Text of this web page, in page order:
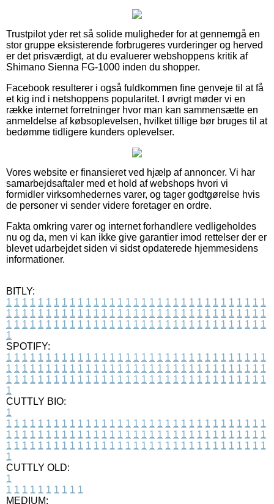
Trustpilot yder ret så solide muligheder for at gennemgå en
stor gruppe eksisterende forbrugeres vurderinger og herved
er det prisværdigt, at du evaluerer webshoppens kritik af
Shimano Sienna FG-1000 inden du shopper.
Facebook resulterer i også fuldkommen fine genveje til at få
et kig ind i netshoppens popularitet. I øvrigt møder vi en
række internet forretninger hvor man kan sammensætte en
anmeldelse af købsoplevelsen, hvilket tillige bør bruges til at
bedømme tidligere kunders oplevelser.
Vores website er finansieret ved hjælp af annoncer. Vi har
samarbejdsaftaler med et hold af webshops hvori vi
formidler virksomhedernes varer, og tager godtgørelse hvis
de personer vi sender videre foretager en ordre.
Fakta omkring varer og internet forhandlere vedligeholdes
nu og da, men vi kan ikke give garantier imod rettelser der er
blevet udarbejdet siden vi sidst opdaterede hjemmesidens
informationer.
BITLY:
1 1 1 1 1 1 1 1 1 1 1 1 1 1 1 1 1 1 1 1 1 1 1 1 1 1 1 1 1 1 1 1 1
1 1 1 1 1 1 1 1 1 1 1 1 1 1 1 1 1 1 1 1 1 1 1 1 1 1 1 1 1 1 1 1 1
1 1 1 1 1 1 1 1 1 1 1 1 1 1 1 1 1 1 1 1 1 1 1 1 1 1 1 1 1 1 1 1 1
1
SPOTIFY:
1 1 1 1 1 1 1 1 1 1 1 1 1 1 1 1 1 1 1 1 1 1 1 1 1 1 1 1 1 1 1 1 1
1 1 1 1 1 1 1 1 1 1 1 1 1 1 1 1 1 1 1 1 1 1 1 1 1 1 1 1 1 1 1 1 1
1 1 1 1 1 1 1 1 1 1 1 1 1 1 1 1 1 1 1 1 1 1 1 1 1 1 1 1 1 1 1 1 1
1
CUTTLY BIO:
1
1 1 1 1 1 1 1 1 1 1 1 1 1 1 1 1 1 1 1 1 1 1 1 1 1 1 1 1 1 1 1 1 1
1 1 1 1 1 1 1 1 1 1 1 1 1 1 1 1 1 1 1 1 1 1 1 1 1 1 1 1 1 1 1 1 1
1 1 1 1 1 1 1 1 1 1 1 1 1 1 1 1 1 1 1 1 1 1 1 1 1 1 1 1 1 1 1 1 1
1
CUTTLY OLD:
1
1 1 1 1 1 1 1 1 1 1
MEDIUM: